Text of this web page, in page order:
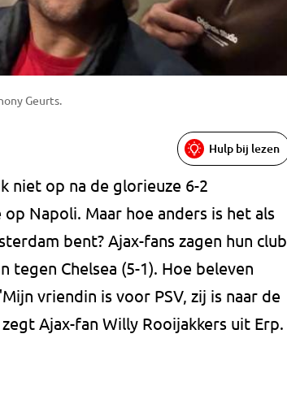
Geurts.
Hulp bij lezen
niet op na de glorieuze 6-2
Napoli. Maar hoe anders is het als
bent? Ajax-fans zagen hun club
Chelsea (5-1). Hoe beleven
vriendin is voor PSV, zij is naar de
Ajax-fan Willy Rooijakkers uit Erp.